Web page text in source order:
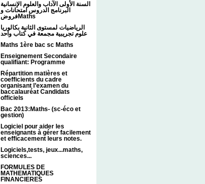
السنة الأولى الآداب والعلوم الإنسانية
البرنامج الدروس امتحانات و
فروضMaths
الرياضيات لمستوى الثانية بكالوريا
علوم تجريبية مجمعة في كتاب واحد
Maths 1ère bac sc Maths
Enseignement Secondaire
qualifiant: Programme
Répartition matières et
coefficients du cadre
organisant l’examen du
baccalauréat Candidats
officiels
Bac 2013:Maths- (sc-éco et
gestion)
Logiciel pour aider les
enseignants à gérer facilement
et efficacement leurs notes.
Logiciels,tests, jeux...maths,
sciences...
FORMULES DE
MATHEMATIQUES
FINANCIERES